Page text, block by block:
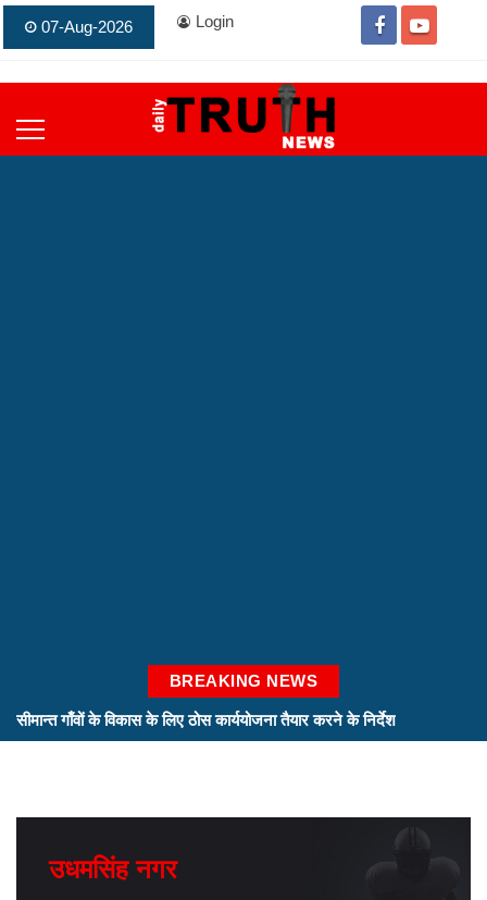
07-Aug-2026 Login
BREAKING NEWS
सीमान्त गाँवों के विकास के लिए ठोस कार्ययोजना तैयार करने के निर्देश
सचिव ग्राम्य विकास ने अधिकारियों के साथ की विस्तृत समीक्षा
उधमसिंह नगर